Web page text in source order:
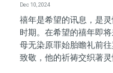
Dec 10, 2024
禧年是希望的讯息，是
时期。在希望的禧年即
母无染原罪始胎瞻礼前
致敬，他的祈祷交织著灵